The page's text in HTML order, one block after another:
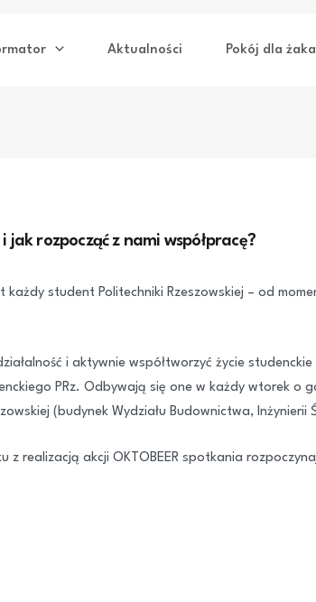
Aktualności Pokój dla żaka
jak rozpocząć z nami współpracę?
każdy student Politechniki Rzeszowskiej – od
i aktywnie współtworzyć życie
PRz. Odbywają się one w każdy wtorek o
(budynek Wydziału Budownictwa,
z realizacją akcji OKTOBEER spotkania